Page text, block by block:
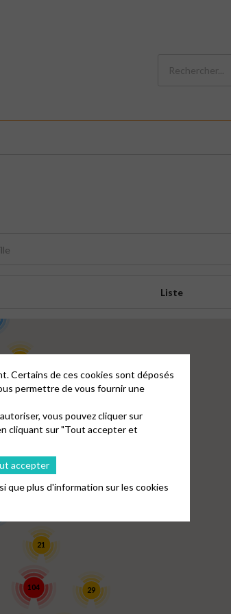
Liste
104 29
21
Certains de ces cookies sont déposés
permettre de vous fournir une
vous pouvez cliquer sur
cliquant sur "Tout accepter et
accepter
que plus d'information sur les cookies